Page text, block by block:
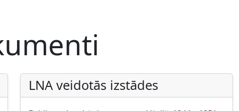
LNA veidotās izstādes